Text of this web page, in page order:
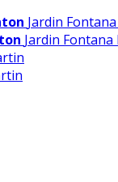
Jardin
Jardin Fontana